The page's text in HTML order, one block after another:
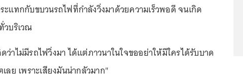
ะแทกกับขบวนรถไฟที่กำลังวิ่งมาด้วยความเร็วพอดี จนเกิด
วบริเวณ
าไม่มีรถไฟวิ่งมา ได้แต่ภาวนาในใจขออย่าให้มีใครได้รับบาด
ลย เพราะเสียงมันน่ากลัวมาก"